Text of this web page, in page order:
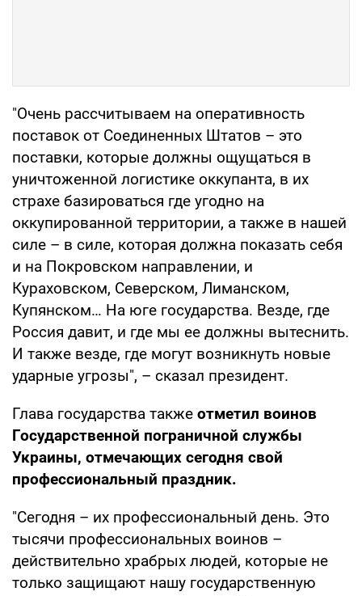
"Очень рассчитываем на оперативность
поставок от Соединенных Штатов – это
поставки, которые должны ощущаться в
уничтоженной логистике оккупанта, в их
страхе базироваться где угодно на
оккупированной территории, а также в нашей
силе – в силе, которая должна показать себя
и на Покровском направлении, и
Кураховском, Северском, Лиманском,
Купянском… На юге государства. Везде, где
Россия давит, и где мы ее должны вытеснить.
И также везде, где могут возникнуть новые
ударные угрозы", – сказал президент.
Глава государства также отметил воинов
Государственной пограничной службы
Украины, отмечающих сегодня свой
профессиональный праздник.
"Сегодня – их профессиональный день. Это
тысячи профессиональных воинов –
действительно храбрых людей, которые не
только защищают нашу государственную